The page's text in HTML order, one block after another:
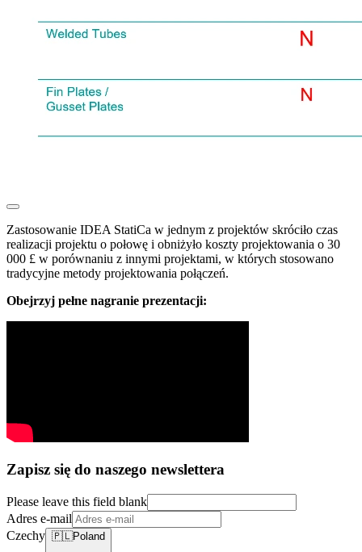
Zastosowanie IDEA StatiCa w jednym z projektów skróciło czas
realizacji projektu o połowę i obniżyło koszty projektowania o 30
000 £ w porównaniu z innymi projektami, w których stosowano
tradycyjne metody projektowania połączeń.
Obejrzyj pełne nagranie prezentacji:
Zapisz się do naszego newslettera
Please leave this field blank
Adres e-mail
Czechy 🇵🇱Poland